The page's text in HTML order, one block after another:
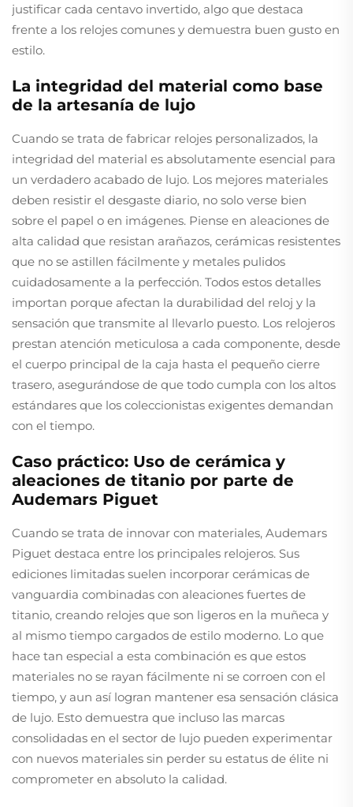
justificar cada centavo invertido, algo que destaca
frente a los relojes comunes y demuestra buen gusto en
estilo.
La integridad del material como base
de la artesanía de lujo
Cuando se trata de fabricar relojes personalizados, la
integridad del material es absolutamente esencial para
un verdadero acabado de lujo. Los mejores materiales
deben resistir el desgaste diario, no solo verse bien
sobre el papel o en imágenes. Piense en aleaciones de
alta calidad que resistan arañazos, cerámicas resistentes
que no se astillen fácilmente y metales pulidos
cuidadosamente a la perfección. Todos estos detalles
importan porque afectan la durabilidad del reloj y la
sensación que transmite al llevarlo puesto. Los relojeros
prestan atención meticulosa a cada componente, desde
el cuerpo principal de la caja hasta el pequeño cierre
trasero, asegurándose de que todo cumpla con los altos
estándares que los coleccionistas exigentes demandan
con el tiempo.
Caso práctico: Uso de cerámica y
aleaciones de titanio por parte de
Audemars Piguet
Cuando se trata de innovar con materiales, Audemars
Piguet destaca entre los principales relojeros. Sus
ediciones limitadas suelen incorporar cerámicas de
vanguardia combinadas con aleaciones fuertes de
titanio, creando relojes que son ligeros en la muñeca y
al mismo tiempo cargados de estilo moderno. Lo que
hace tan especial a esta combinación es que estos
materiales no se rayan fácilmente ni se corroen con el
tiempo, y aun así logran mantener esa sensación clásica
de lujo. Esto demuestra que incluso las marcas
consolidadas en el sector de lujo pueden experimentar
con nuevos materiales sin perder su estatus de élite ni
comprometer en absoluto la calidad.